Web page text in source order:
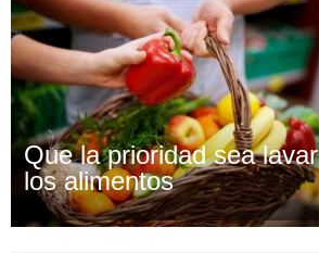
Que la prioridad sea lavar
los alimentos